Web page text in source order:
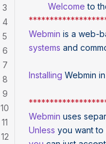
        Welcome
to
Webmin is a web-
systems and
Installing Webmin in
Webmin uses
Unless you want to
3
4
5
6
7
8
9
10
11
12